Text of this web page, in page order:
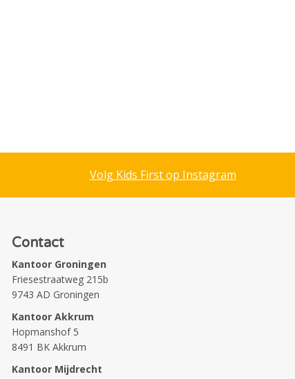
Volg Kids First op Instagram
Contact
Kantoor Groningen
Friesestraatweg 215b
9743 AD Groningen
Kantoor Akkrum
Hopmanshof 5
8491 BK Akkrum
Kantoor Mijdrecht